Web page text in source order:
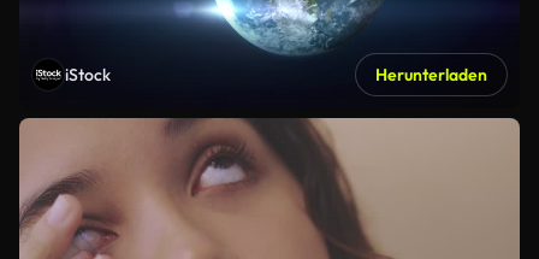
iStock Herunterladen